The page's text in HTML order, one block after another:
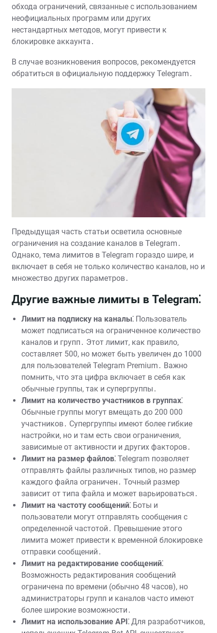
обхода ограничений, связанные с использованием
неофициальных программ или других
нестандартных методов, могут привести к
блокировке аккаунта․
В случае возникновения вопросов, рекомендуется
обратиться в официальную поддержку Telegram․
Предыдущая часть статьи осветила основные
ограничения на создание каналов в Telegram․
Однако, тема лимитов в Telegram гораздо шире, и
включает в себя не только количество каналов, но и
множество других параметров․
Другие важные лимиты в Telegram⁚
Лимит на подписку на каналы⁚ Пользователь
может подписаться на ограниченное количество
каналов и групп․ Этот лимит, как правило,
составляет 500, но может быть увеличен до 1000
для пользователей Telegram Premium․ Важно
помнить, что эта цифра включает в себя как
обычные группы, так и супергруппы․
Лимит на количество участников в группах⁚
Обычные группы могут вмещать до 200 000
участников․ Супергруппы имеют более гибкие
настройки, но и там есть свои ограничения,
зависимые от активности и других факторов․
Лимит на размер файлов⁚ Telegram позволяет
отправлять файлы различных типов, но размер
каждого файла ограничен․ Точный размер
зависит от типа файла и может варьироваться․
Лимит на частоту сообщений⁚ Боты и
пользователи могут отправлять сообщения с
определенной частотой․ Превышение этого
лимита может привести к временной блокировке
отправки сообщений․
Лимит на редактирование сообщений⁚
Возможность редактирования сообщений
ограничена по времени (обычно 48 часов), но
администраторы групп и каналов часто имеют
более широкие возможности․
Лимит на использование API⁚ Для разработчиков,